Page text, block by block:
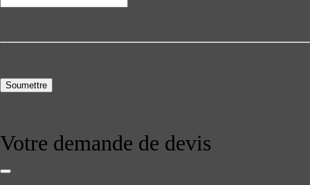
Soumettre
Votre demande de devis